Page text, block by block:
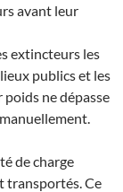
avant leur
extincteurs les
publics et les
ne dépasse
de charge
transportés. Ce